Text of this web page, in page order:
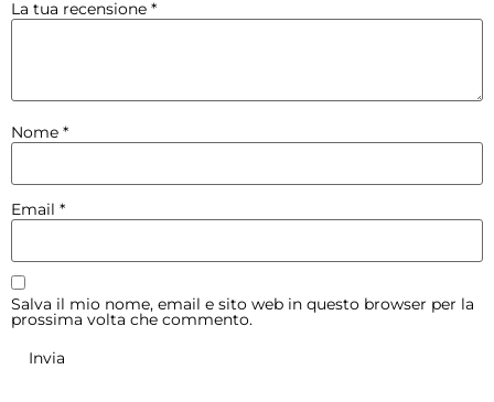
La tua recensione *
Nome *
Email *
Salva il mio nome, email e sito web in questo browser per la
prossima volta che commento.